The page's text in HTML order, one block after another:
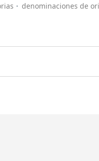
denominaciones de